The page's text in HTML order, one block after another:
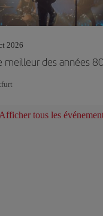
2026
meilleur des années
Afficher tous les